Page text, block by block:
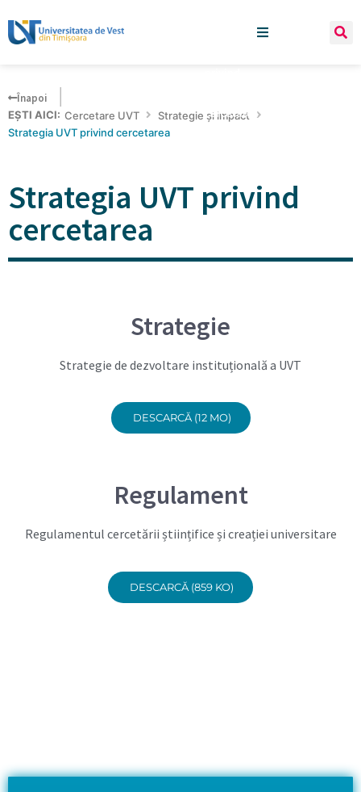
Strategia UVT
cercetarea
Hamburger
Înapoi
EȘTI AICI: Cercetare UVT
Strategie și impact
Strategia UVT privind cercetarea
Strategia UVT privind
cercetarea
Strategie
Strategie de dezvoltare instituțională a UVT
DESCARCĂ (12 MO)
Regulament
Regulamentul cercetării științifice și creației universitare
DESCARCĂ (859 KO)